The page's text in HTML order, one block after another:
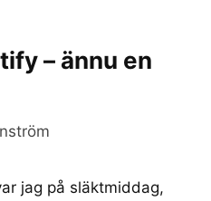
– ännu en
jag på släktmiddag,